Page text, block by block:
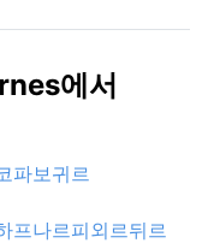
에서
보귀르
나르피외르뒤르